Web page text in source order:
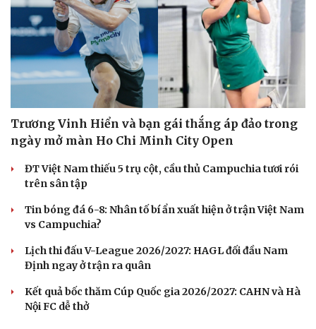
Trương Vinh Hiển và bạn gái thắng áp đảo trong
ngày mở màn Ho Chi Minh City Open
ĐT Việt Nam thiếu 5 trụ cột, cầu thủ Campuchia tươi rói
trên sân tập
Tin bóng đá 6-8: Nhân tố bí ẩn xuất hiện ở trận Việt Nam
vs Campuchia?
Lịch thi đấu V-League 2026/2027: HAGL đối đầu Nam
Định ngay ở trận ra quân
Kết quả bốc thăm Cúp Quốc gia 2026/2027: CAHN và Hà
Nội FC dễ thở